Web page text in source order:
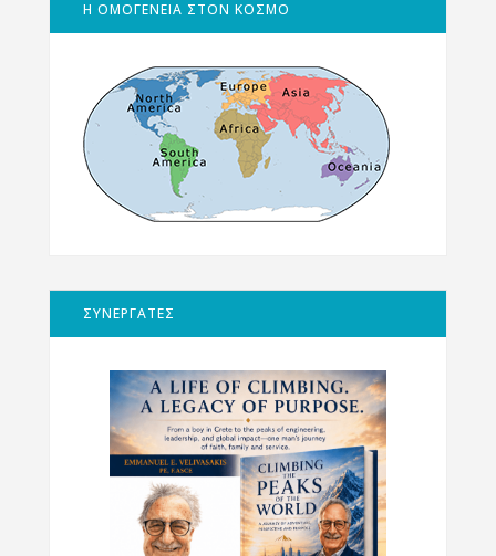
Η ΟΜΟΓΕΝΕΙΑ ΣΤΟΝ ΚΟΣΜΟ
ΣΥΝΕΡΓΑΤΕΣ